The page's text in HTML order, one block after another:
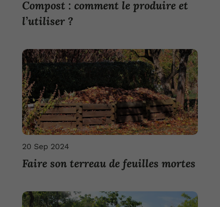
Compost : comment le produire et
l’utiliser ?
Faire son terreau de feuilles mortes
20 Sep 2024